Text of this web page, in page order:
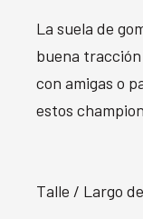
La suela de
buena
con amigas o
estos
Talle / Largo